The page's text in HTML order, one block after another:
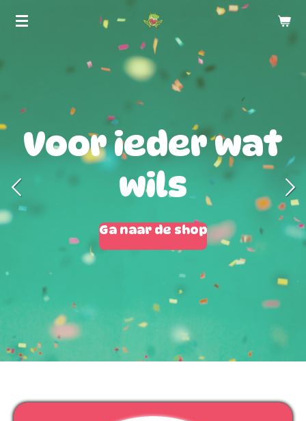
Ga
Voor ieder wat
wils
Ga naar de shop